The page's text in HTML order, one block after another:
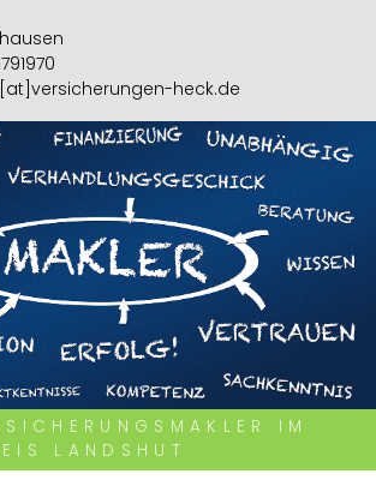
heck.de
IM
LANDSHUT